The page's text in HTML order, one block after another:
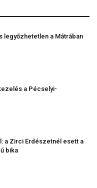
legyőzhetetlen a Mátrában
a Pécselyi-
a Zirci Erdészetnél esett a
bika